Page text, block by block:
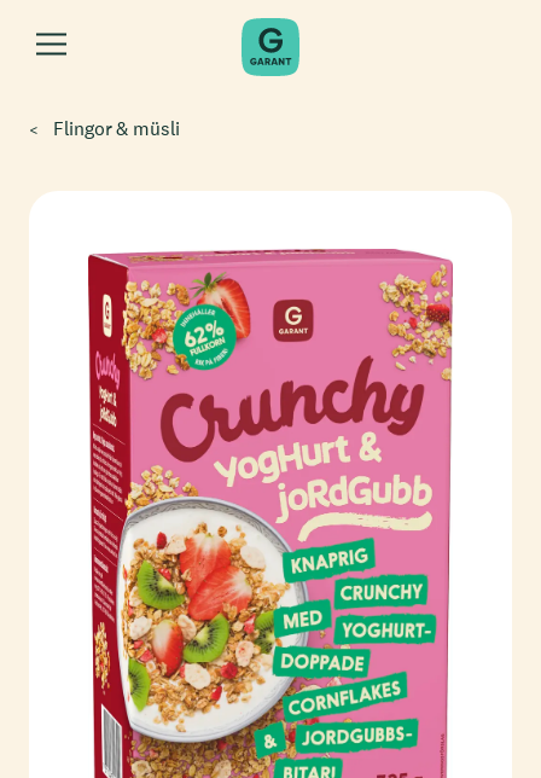
Flingor & müsli